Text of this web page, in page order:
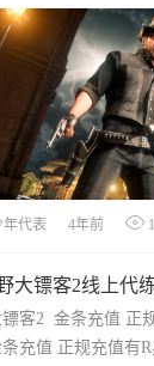
年代表 4年前
客2 金条充值 正
充值 正规充值有